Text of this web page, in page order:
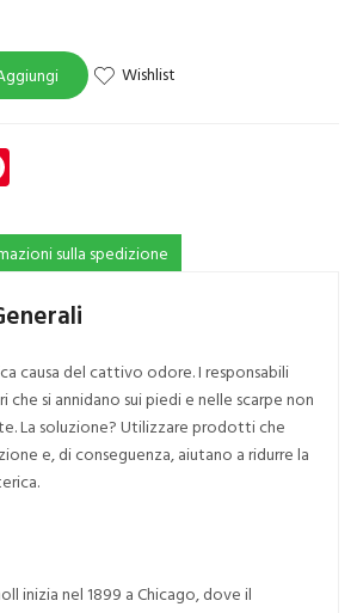
Wishlist
sulla spedizione
causa del cattivo odore. I responsabili
che si annidano sui piedi e nelle scarpe non
La soluzione? Utilizzare prodotti che
e, di conseguenza, aiutano a ridurre la
inizia nel 1899 a Chicago, dove il